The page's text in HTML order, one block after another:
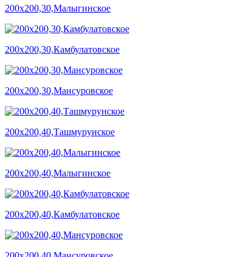
200х200,30,Малыгинское
200х200,30,Камбулатовское
200х200,30,Мансуровское
200х200,40,Ташмурунское
200х200,40,Малыгинское
200х200,40,Камбулатовское